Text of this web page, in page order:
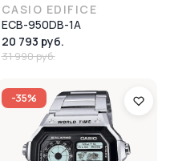
CASIO EDIFICE
ECB-950DB-1A
20 793 руб.
31 990 руб.
-35%